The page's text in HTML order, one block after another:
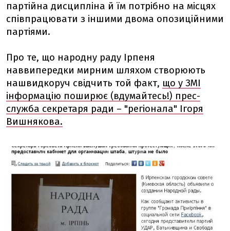
партійна дисципліна й їм потрібно на місцях
співпрацювати з іншими двома опозиційними
партіями.
Про те, що народну раду Ірпеня
наввипередки мирним шляхом створюють
нашвидкоруч свідчить той факт, що у ЗМІ
інформацію поширює (вдумайтесь!) прес-
служба секретаря ради – "регіонала" Ігоря
Вишнякова.